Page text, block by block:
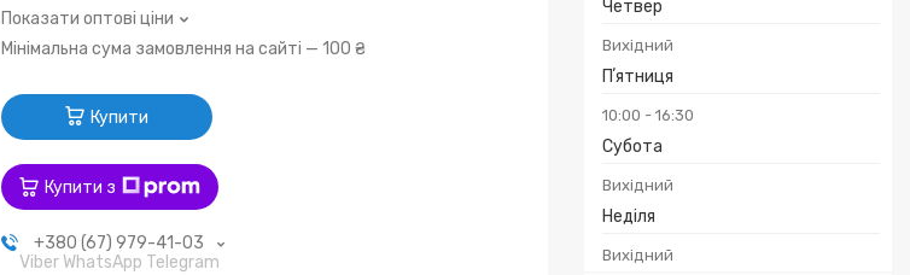
Четвер
Вихідний
Пʼятниця
10:00 16:30
Субота
Вихідний
Неділя
Вихідний
Показати оптові ціни
Мінімальна сума замовлення на сайті — 100 ₴
Купити
Купити з
+380 (67) 979-41-03
Viber WhatsApp Telegram